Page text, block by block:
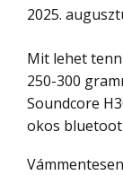
2025.
Mit lehet
250-300
Soundcore
okos
Vámmentesen érkezik ingyen szállítással és promo